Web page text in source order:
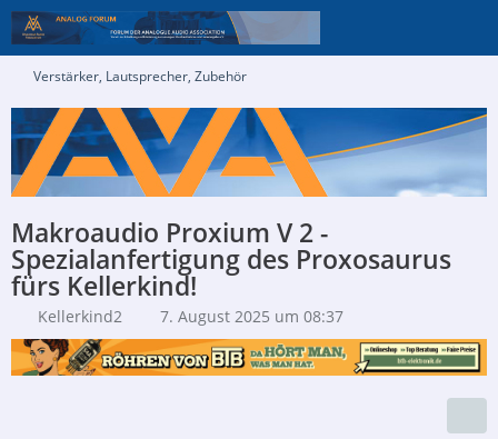
Verstärker, Lautsprecher, Zubehör
Makroaudio Proxium V 2 -
Spezialanfertigung des Proxosaurus
fürs Kellerkind!
Kellerkind2 7. August 2025 um 08:37